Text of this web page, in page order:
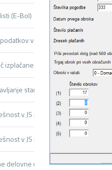
(E-Bol)
v obračun plače
izplačanega regresa
starih plač
v JS po novem – splošno
v JS po novem – modul DU
delovne uspešnosti (RDU,D010)